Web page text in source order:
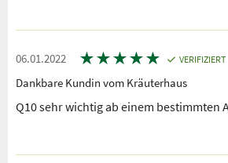
06.01.2022 ★★★★★ VERIFIZIERT
Dankbare Kundin vom Kräuterhaus
Q10 sehr wichtig ab einem bestimmten